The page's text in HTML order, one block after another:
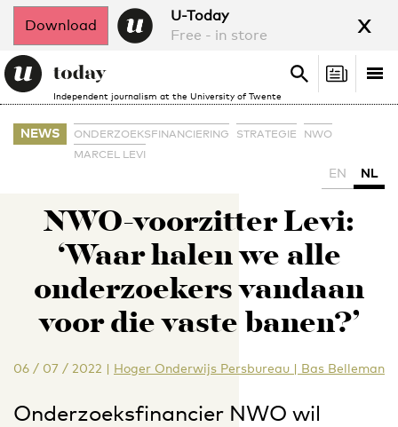
Download
U-Today
Free - in store
x
Independent journalism at the University of Twente
Search
Search
NEWS ONDERZOEKSFINANCIERING STRATEGIE
NWO
MARCEL LEVI
EN NL
NWO-voorzitter Levi:
‘Waar halen we alle
onderzoekers vandaan
voor die vaste banen?’
06 / 07 / 2022 | Hoger Onderwijs Persbureau | Bas Belleman
Onderzoeksfinancier NWO wil